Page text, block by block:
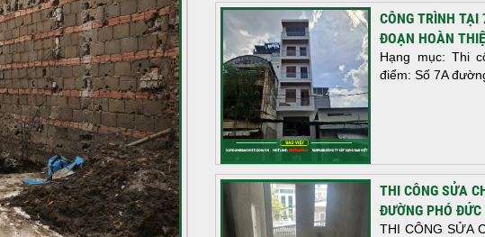
CÔNG TRÌNH
ĐOẠN HOÀN
Hạng mục: Thi
điểm: Số 7A
THI CÔNG SỬA
ĐƯỜNG PHÓ
THI CÔNG SỬA